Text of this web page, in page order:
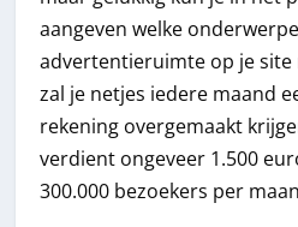
aangeven welke
advertentieruimte op je site
zal je netjes iedere maand
rekening overgemaakt
verdient ongeveer 1.500
300.000 bezoekers per